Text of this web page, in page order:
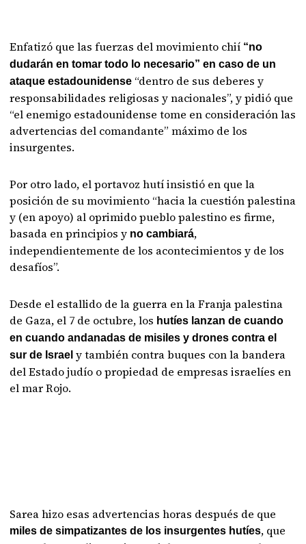
Enfatizó que las fuerzas del movimiento chií “no
dudarán en tomar todo lo necesario” en caso de un
ataque estadounidense “dentro de sus deberes y
responsabilidades religiosas y nacionales”, y pidió que
“el enemigo estadounidense tome en consideración las
advertencias del comandante” máximo de los
insurgentes.
Por otro lado, el portavoz hutí insistió en que la
posición de su movimiento “hacia la cuestión palestina
y (en apoyo) al oprimido pueblo palestino es firme,
basada en principios y no cambiará,
independientemente de los acontecimientos y de los
desafíos”.
Desde el estallido de la guerra en la Franja palestina
de Gaza, el 7 de octubre, los hutíes lanzan de cuando
en cuando andanadas de misiles y drones contra el
sur de Israely también contra buques con la bandera
del Estado judío o propiedad de empresas israelíes en
el mar Rojo.
Sarea hizo esas advertencias horas después de que
miles de simpatizantes de los insurgentes hutíes, que